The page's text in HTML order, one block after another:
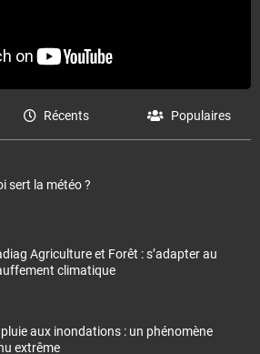
Récents Populaires
sert la météo ?
Agriculture et Forêt : s’adapter au
climatique
pluie aux inondations : un phénomène
extrême